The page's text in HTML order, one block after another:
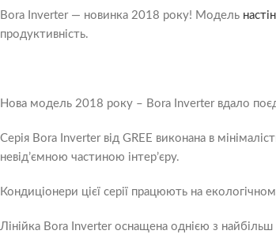
Bora Inverter — новинка 2018 року! Модель
продуктивність.
Нова модель 2018 року – Bora Inverter вдало
Серія Bora Inverter від GREE виконана в
невід’ємною частиною інтер’єру.
Кондиціонери цієї серії працюють на
Лінійка Bora Inverter оснащена однією з